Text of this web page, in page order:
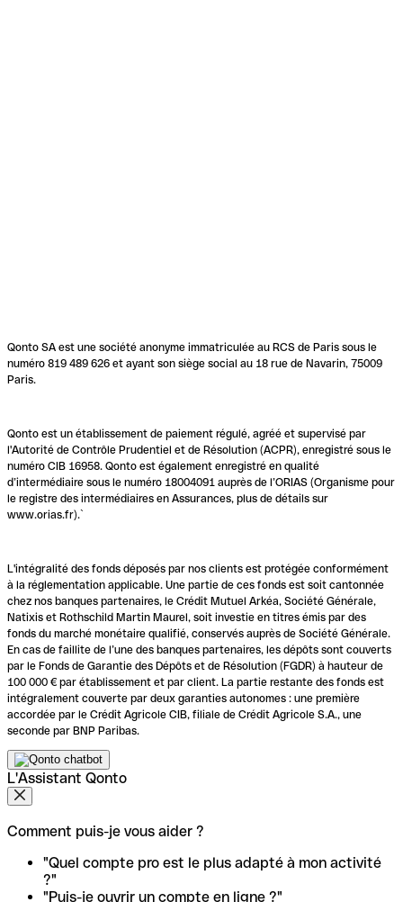
Qonto SA est une société anonyme immatriculée au RCS de Paris sous le
numéro 819 489 626 et ayant son siège social au 18 rue de Navarin, 75009
Paris.
Qonto est un établissement de paiement régulé, agréé et supervisé par
l'Autorité de Contrôle Prudentiel et de Résolution (ACPR), enregistré sous le
numéro CIB 16958. Qonto est également enregistré en qualité
d’intermédiaire sous le numéro 18004091 auprès de l’ORIAS (Organisme pour
le registre des intermédiaires en Assurances, plus de détails sur
www.orias.fr).`
L'intégralité des fonds déposés par nos clients est protégée conformément
à la réglementation applicable. Une partie de ces fonds est soit cantonnée
chez nos banques partenaires, le Crédit Mutuel Arkéa, Société Générale,
Natixis et Rothschild Martin Maurel, soit investie en titres émis par des
fonds du marché monétaire qualifié, conservés auprès de Société Générale.
En cas de faillite de l’une des banques partenaires, les dépôts sont couverts
par le Fonds de Garantie des Dépôts et de Résolution (FGDR) à hauteur de
100 000 € par établissement et par client. La partie restante des fonds est
intégralement couverte par deux garanties autonomes : une première
accordée par le Crédit Agricole CIB, filiale de Crédit Agricole S.A., une
seconde par BNP Paribas.
L'Assistant Qonto
Comment puis-je vous aider ?
"Quel compte pro est le plus adapté à mon activité
?"
"Puis-je ouvrir un compte en ligne ?"